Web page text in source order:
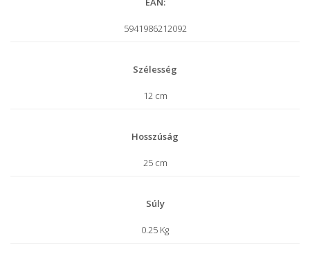
5941986212092
Szélesség
12 cm
Hosszúság
25 cm
Súly
0.25 Kg